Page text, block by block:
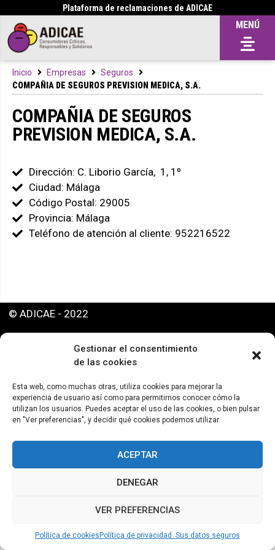
Gestionar el consentimiento
de las cookies
Esta web, como muchas otras, utiliza cookies para mejorar la
experiencia de usuario así como para permitirnos conocer cómo la
utilizan los usuarios. Puedes aceptar el uso de las cookies, o bien pulsar
en "Ver preferencias", y decidir qué cookies podemos utilizar
ACEPTAR
DENEGAR
VER PREFERENCIAS
Política de cookies Política de privacidad. Sus datos seguros
Plataforma de reclamaciones de ADICAE
MENÚ
Inicio Empresas
Seguros
COMPAÑIA DE SEGUROS PREVISION MEDICA, S.A.
COMPAÑIA DE SEGUROS
PREVISION MEDICA, S.A.
Dirección: C. Liborio García, 1, 1º
Ciudad: Málaga
Código Postal: 29005
Provincia: Málaga
Teléfono de atención al cliente: 952216522
© ADICAE - 2022